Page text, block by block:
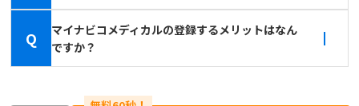
Q
マイナビコメディカルの登録するメリットはなん
ですか？